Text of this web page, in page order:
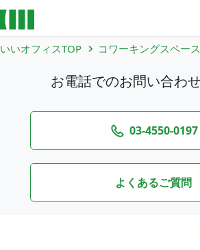
いいオフィス（コワーキングスペース
いいオフィスTOP コワーキングスペー
お電話でのお問い合わ
03-4550-0197
よくあるご質問